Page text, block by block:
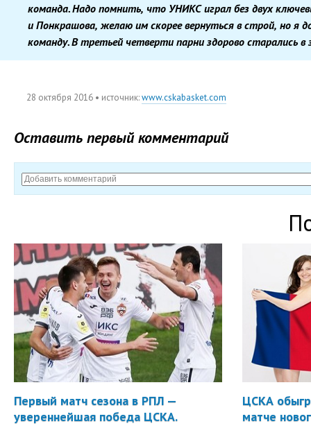
команда. Надо помнить, что УНИКС играл без двух
и Понкрашова, желаю им скорее вернуться в строй, но я
команду. В третьей четверти парни здорово старались
28 октября 2016 • источник:www.cskabasket.com
Оставить первый комментарий
Первый матч сезона в РПЛ —
увереннейшая победа ЦСКА.
ЦСКА
матче